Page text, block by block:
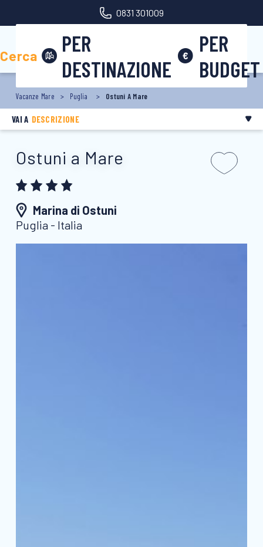
0831 301009
Cerca
PER
DESTINAZIONE
PER
BUDGET
Vacanze Mare Puglia Ostuni A Mare
VAI A DESCRIZIONE
Ostuni a Mare
Marina di Ostuni
Puglia - Italia